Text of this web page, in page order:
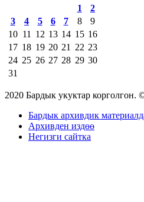
1
2
3
4 5 6 7 8
9
10 11 12 13 14 15 16
17 18 19 20 21 22 23
24 25 26 27 28 29 30
31
2020 Бардык укуктар
Бардык архивдик
Архивден издөө
Негизги сайтка